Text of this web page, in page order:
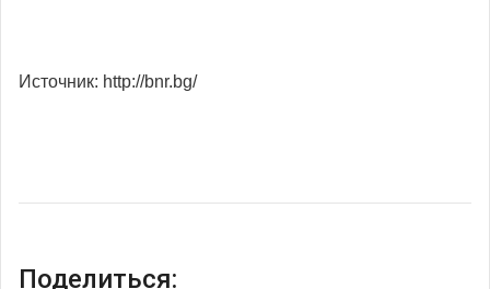
Источник: http://bnr.bg/
Поделиться: